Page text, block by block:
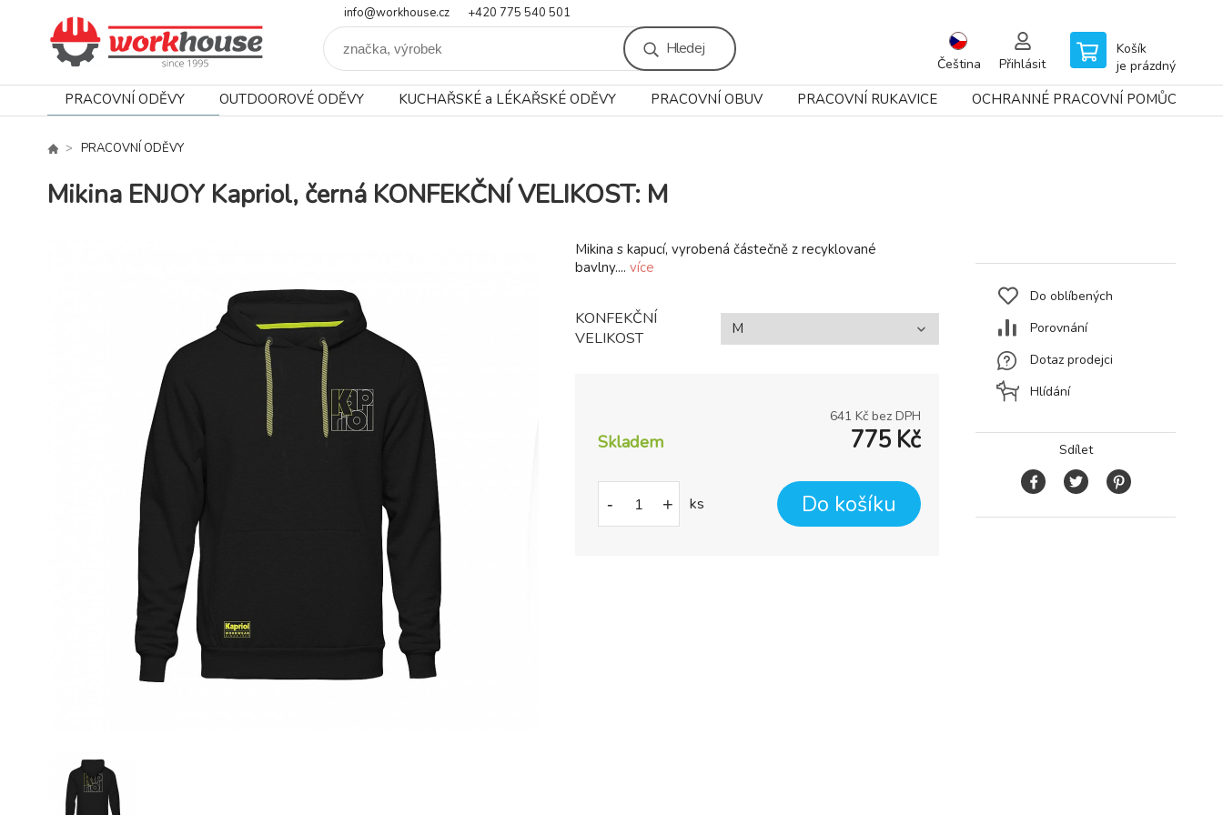
info@workhouse.cz +420 775 540 501
Hledej
Čeština Přihlásit
Košík
je prázdný
PRACOVNÍ ODĚVY OUTDOOROVÉ ODĚVY KUCHAŘSKÉ a LÉKAŘSKÉ ODĚVY PRACOVNÍ OBUV PRACOVNÍ RUKAVICE OCHRANNÉ PRACOVNÍ POMŮCKY
PRACOVNÍ ODĚVY
Mikina ENJOY Kapriol, černá KONFEKČNÍ VELIKOST: M
Mikina s kapucí, vyrobená částečně z recyklované
bavlny.... více
KONFEKČNÍ
VELIKOST
641 Kč bez DPH
Skladem 775 Kč
- + ks Do košíku
Do oblíbených
Porovnání
Dotaz prodejci
Hlídání
Sdílet